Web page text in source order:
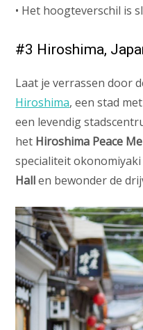
• Het hoogteverschil is
#3 Hiroshima,
Laat je verrassen door
Hiroshima, een stad
een levendig
het Hiroshima Peace
specialiteit
Hallen bewonder de